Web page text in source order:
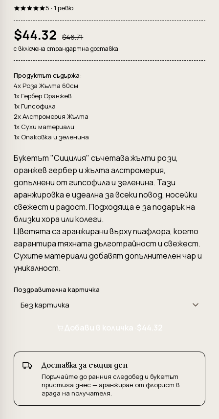
5 · 1 ревю
$44.32 $46.71
с включена страндартна доставка
Продуктът съдържа:
4x Роза Жълта 60см
1x Гербер Оранжев
1x Гипсофила
2x Алстромерия Жълта
1x Сухи материали
1x Опаковка и зеленина
Букетът "Сицилия" съчетава жълти рози,
оранжев гербер и жълта алстромерия,
допълнени от гипсофила и зеленина. Тази
аранжировка е идеална за всеки повод, носейки
свежест и радост. Подходяща е за подарък на
близки хора или колеги.
Цветята са аранжирани върху пиафлора, което
гарантира тяхната дълготрайност и свежест.
Сухите материали добавят допълнителен чар и
уникалност.
Поздравителна картичка
Добави в количка · $44.32
Доставка за същия ден
Поръчайте до ранния следобед и букетът
пристига днес — аранжиран от флорист в
града на получателя.